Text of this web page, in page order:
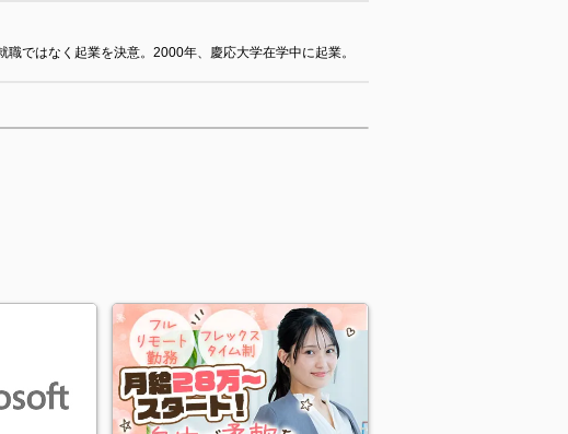
ではなく起業を決意。2000年、慶応大学在学中に起業。